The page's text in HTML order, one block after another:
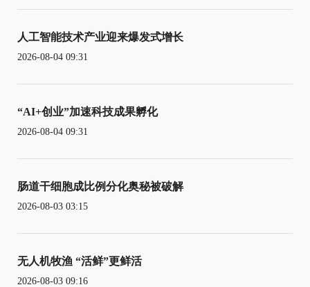
人工智能技术产业迎来爆发式增长
2026-08-04 09:31
“AI+创业”加速科技成果孵化
2026-08-04 09:31
肠道干细胞成比例分化奥秘被破解
2026-08-03 03:15
无人机牧渔 “活鲜”更鲜活
2026-08-03 09:16